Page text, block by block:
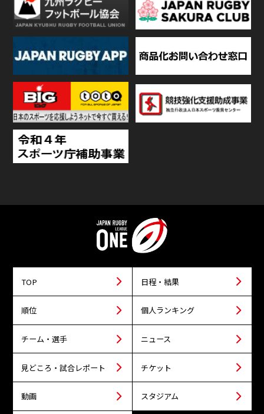
TOP 日程・結果
順位 個人ランキング
チーム・選手 ニュース
見どころ・試合レポート チケット
動画 スタジアム